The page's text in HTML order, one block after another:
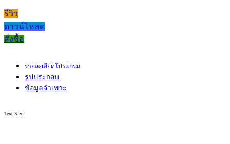
รีวิว
ดาวน์โหลด
สั่งซื้อ
รายละเอียดโปรแกรม
รูปประกอบ
ข้อมูลจำเพาะ
Text Size